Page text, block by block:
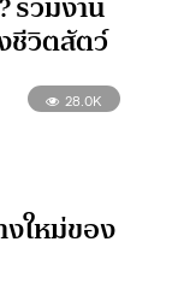
ชีวิตสัตว์
28.0K
ใหม่ของ